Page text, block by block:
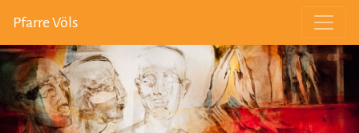
Pfarre Völs